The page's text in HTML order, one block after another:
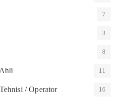
7
3
8
11
/ Operator 16